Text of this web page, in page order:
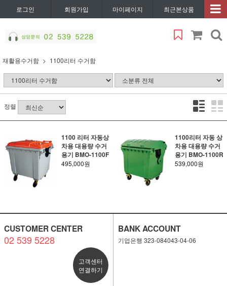
로그인 회원가입 마이페이지 최근본상품
재활용수거함 1100리터 수거함
정렬
1100 리터 자동상
차용 대용량 수거
용기 BMO-1100F
495,000원
1100리터 자동 상
차용 대용량 수거
용기 BMO-1100R
539,000원
CUSTOMER CENTER
02 539 5228
고객센터
연결하기
BANK ACCOUNT
기업은행 323-084043-04-06